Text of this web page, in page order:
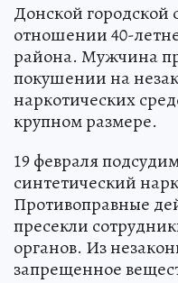
Донской городской
отношении 40-
района. Мужчина
покушении на
наркотических
крупном размере.
19 февраля
синтетический
Противоправные
пресекли
органов. Из
запрещенное